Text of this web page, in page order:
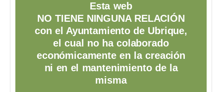
Esta web
NO TIENE NINGUNA RELACIÓN
con el Ayuntamiento de Ubrique,
el cual no ha colaborado
económicamente en la creación
ni en el mantenimiento de la
misma